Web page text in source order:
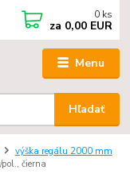
Menu
Hľadať
0 ks
za 0,00 EUR
výška regálu 2000 mm
čierna